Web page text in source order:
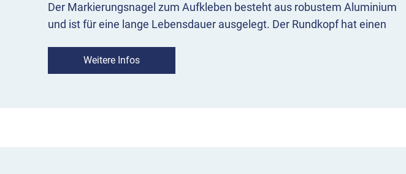
Der Markierungsnagel zum Aufkleben besteht aus robustem Aluminium
und ist für eine lange Lebensdauer ausgelegt. Der Rundkopf hat einen
Montage Markierungsnagel zum Aufkleben
Weitere Infos